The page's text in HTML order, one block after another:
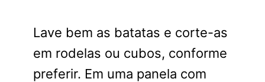
Lave bem as batatas e corte-as
em rodelas ou cubos, conforme
preferir. Em uma panela com